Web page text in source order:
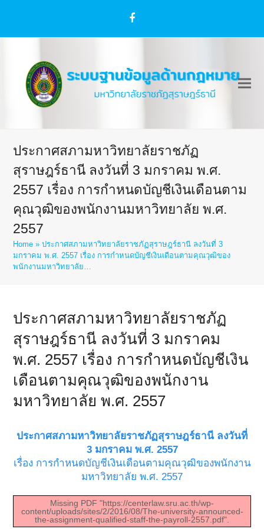
Facebook
ประกาศสภามหาวิทยาลัยราชภัฏ
สุราษฎร์ธานี ลงวันที่ 3 มกราคม พ.ศ.
2557 เรื่อง การกำหนดบัญชีเงินเดือนตาม
คุณวุฒิของพนักงานมหาวิทยาลัย พ.ศ.
2557
Home »ประกาศสภามหาวิทยาลัยราชภัฏสุราษฎร์ธานี ลงวันที่ 3
มกราคม พ.ศ. 2557 เรื่อง การกำหนดบัญชีเงินเดือนตามคุณวุฒิของ
พนักงานมหาวิทยาลัย…
ประกาศสภามหาวิทยาลัยราชภัฏ
สุราษฎร์ธานี ลงวันที่ 3 มกราคม
พ.ศ. 2557 เรื่อง การกำหนดบัญชีเงิน
เดือนตามคุณวุฒิของพนักงาน
มหาวิทยาลัย พ.ศ. 2557
ประกาศสภามหาวิทยาลัยราชภัฏสุราษฎร์ธานี ลงวันที่
3 มกราคม พ.ศ. 2557
เรื่อง การกำหนดบัญชีเงินเดือนตามคุณวุฒิของพนักงาน
มหาวิทยาลัย พ.ศ. 2557
Missing PDF "https://centerlaw.sru.ac.th/wp-
content/uploads/sites/2/2016/08/The-university-announced-
the-assignment-qualified-staff-the-payroll-2557.pdf".